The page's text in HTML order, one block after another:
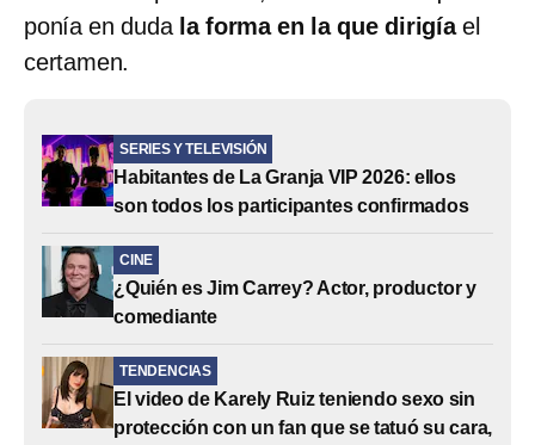
ponía en duda la forma en la que dirigíael
certamen.
SERIES Y TELEVISIÓN
Habitantes de La Granja VIP 2026: ellos
son todos los participantes confirmados
CINE
¿Quién es Jim Carrey? Actor, productor y
comediante
TENDENCIAS
El video de Karely Ruiz teniendo sexo sin
protección con un fan que se tatuó su cara,